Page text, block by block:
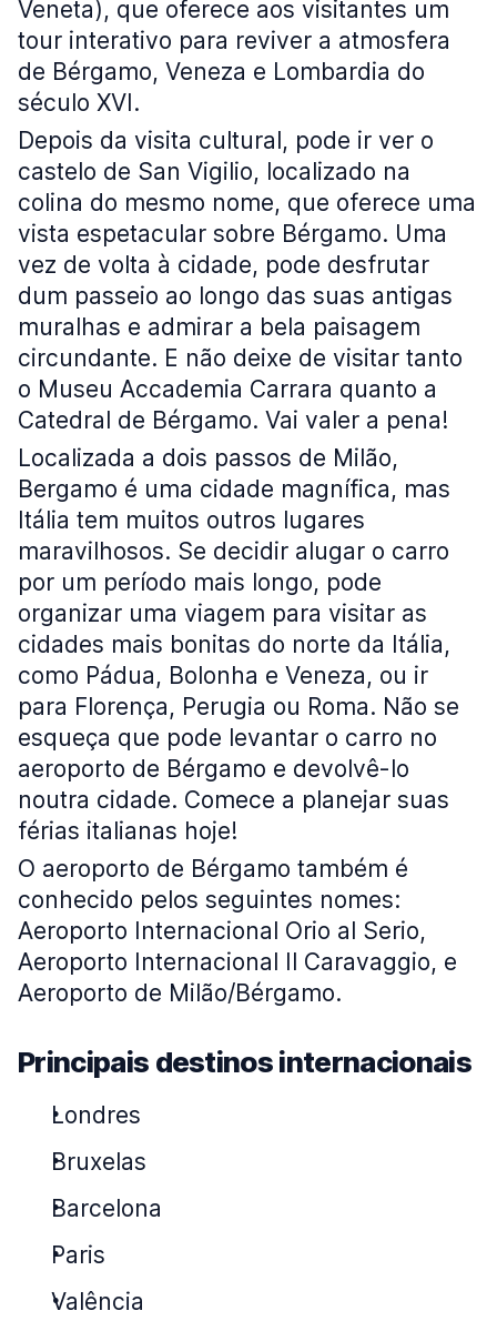
Veneta), que oferece aos visitantes um
tour interativo para reviver a atmosfera
de Bérgamo, Veneza e Lombardia do
século XVI.
Depois da visita cultural, pode ir ver o
castelo de San Vigilio, localizado na
colina do mesmo nome, que oferece uma
vista espetacular sobre Bérgamo. Uma
vez de volta à cidade, pode desfrutar
dum passeio ao longo das suas antigas
muralhas e admirar a bela paisagem
circundante. E não deixe de visitar tanto
o Museu Accademia Carrara quanto a
Catedral de Bérgamo. Vai valer a pena!
Localizada a dois passos de Milão,
Bergamo é uma cidade magnífica, mas
Itália tem muitos outros lugares
maravilhosos. Se decidir alugar o carro
por um período mais longo, pode
organizar uma viagem para visitar as
cidades mais bonitas do norte da Itália,
como Pádua, Bolonha e Veneza, ou ir
para Florença, Perugia ou Roma. Não se
esqueça que pode levantar o carro no
aeroporto de Bérgamo e devolvê-lo
noutra cidade. Comece a planejar suas
férias italianas hoje!
O aeroporto de Bérgamo também é
conhecido pelos seguintes nomes:
Aeroporto Internacional Orio al Serio,
Aeroporto Internacional Il Caravaggio, e
Aeroporto de Milão/Bérgamo.
Principais destinos internacionais
Londres
Bruxelas
Barcelona
Paris
Valência